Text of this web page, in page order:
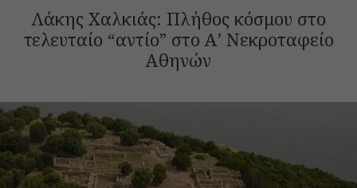
Λάκης Χαλκιάς: Πλήθος κόσμου στο
τελευταίο “αντίο” στο Α’ Νεκροταφείο
Αθηνών